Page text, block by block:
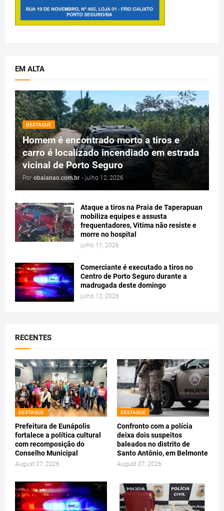
EM ALTA
DESTAQUE
Homem é encontrado morto a tiros e
carro é localizado incendiado em estrada
vicinal de Porto Seguro
Por obaianao.com.br - julho 12, 2026
Ataque a tiros na Praia de Taperapuan
mobiliza equipes e assusta
frequentadores, Vitima não resiste e
morre no hospital
julho 11, 2026
Comerciante é executado a tiros no
Centro de Porto Seguro durante a
madrugada deste domingo
julho 12, 2026
RECENTES
DESTAQUE
Prefeitura de Eunápolis
fortalece a política cultural
com recomposição do
Conselho Municipal
August 07, 2026
DESTAQUE
Confronto com a polícia
deixa dois suspeitos
baleados no distrito de
Santo Antônio, em Belmonte
August 07, 2026